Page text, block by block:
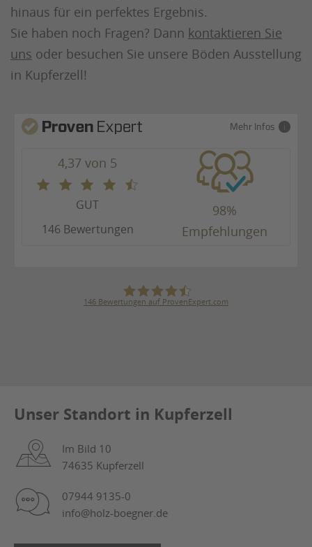
hinaus für ein perfektes Ergebnis.
Sie haben noch Fragen? Dann kontaktieren Sie
uns oder besuchen Sie unsere Böden Ausstellung
in Kupferzell!
Mehr Infos
4,37 von 5
GUT
146 Bewertungen
98%
Empfehlungen
146 Bewertungen auf ProvenExpert.com
Unser Standort in Kupferzell
Im Bild 10
74635 Kupferzell
07944 9135-0
info@holz-boegner.de